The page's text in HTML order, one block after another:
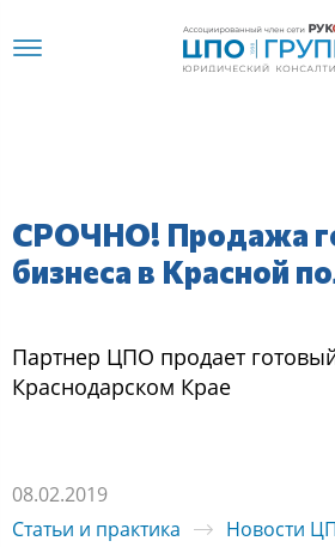
СРОЧНО! Продажа
бизнеса в Красной
Партнер ЦПО продает
Краснодарском Крае
08.02.2019
Статьи и практика
Новости